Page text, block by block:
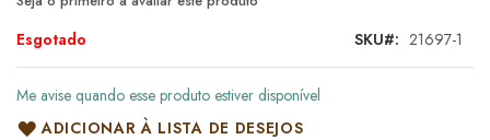
Esgotado SKU 21697-1
Me avise quando esse produto estiver disponível
ADICIONAR À LISTA DE DESEJOS
início
da
imagens